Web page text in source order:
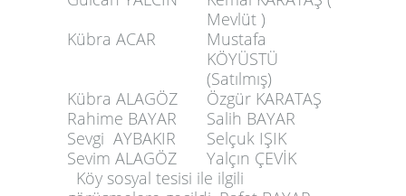
Mevlüt )
Kübra ACAR
Mustafa
KÖYÜSTÜ
(Satılmış)
Kübra ALAGÖZ
Özgür KARATAŞ
Rahime BAYAR
Salih BAYAR
Sevgi AYBAKIR
Selçuk IŞIK
Sevim ALAGÖZ
Yalçın ÇEVİK
Köy sosyal tesisi ile ilgili